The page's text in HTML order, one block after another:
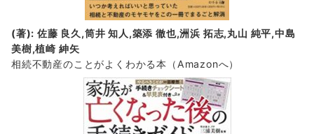
(著): 佐藤 良久,筒井 知人,築添 徹也,洲浜 拓志,丸山 純平,中島
美樹,植崎 紳矢
相続不動産のことがよくわかる本（Amazonへ）